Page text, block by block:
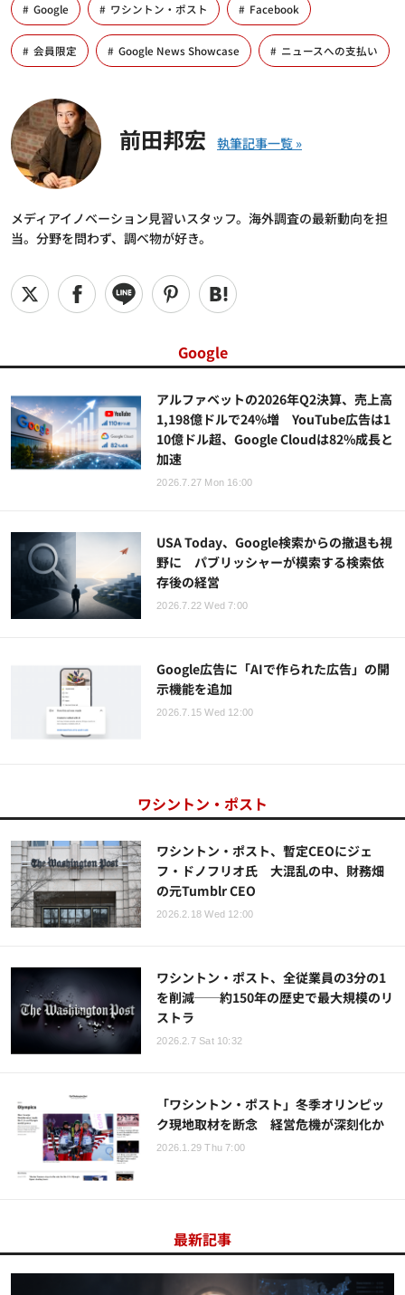
Google ワシントン・ポスト Facebook
会員限定 Google News Showcase ニュースへの支払い
前田邦宏
メディアイノベーション見習いスタッフ。海外調査の最新動向を担
当。分野を問わず、調べ物が好き。
Google
アルファベットの2026年Q2決算、売上高
1,198億ドルで24%増 YouTube広告は1
10億ドル超、Google Cloudは82%成長と
加速
2026.7.27 Mon 16:00
USA Today、Google検索からの撤退も視
野に パブリッシャーが模索する検索依
存後の経営
2026.7.22 Wed 7:00
Google広告に「AIで作られた広告」の開
示機能を追加
2026.7.15 Wed 12:00
ワシントン・ポスト
ワシントン・ポスト、暫定CEOにジェ
フ・ドノフリオ氏 大混乱の中、財務畑
の元Tumblr CEO
2026.2.18 Wed 12:00
ワシントン・ポスト、全従業員の3分の1
を削減──約150年の歴史で最大規模のリ
ストラ
2026.2.7 Sat 10:32
「ワシントン・ポスト」冬季オリンピッ
ク現地取材を断念 経営危機が深刻化か
2026.1.29 Thu 7:00
最新記事